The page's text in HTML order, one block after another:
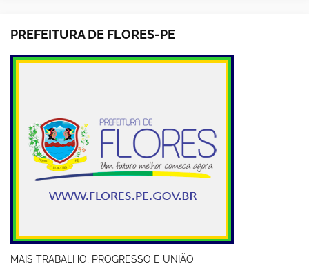
PREFEITURA DE FLORES-PE
MAIS TRABALHO, PROGRESSO E UNIÃO